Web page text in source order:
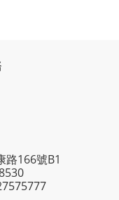
路166號B1